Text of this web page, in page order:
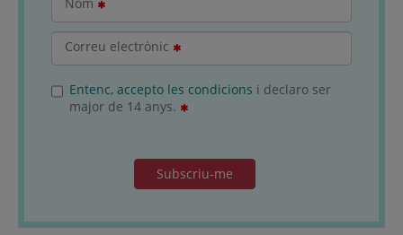
Correu electrònic
Entenc, accepto les condicions i declaro ser
major de 14 anys.
Subscriu-me